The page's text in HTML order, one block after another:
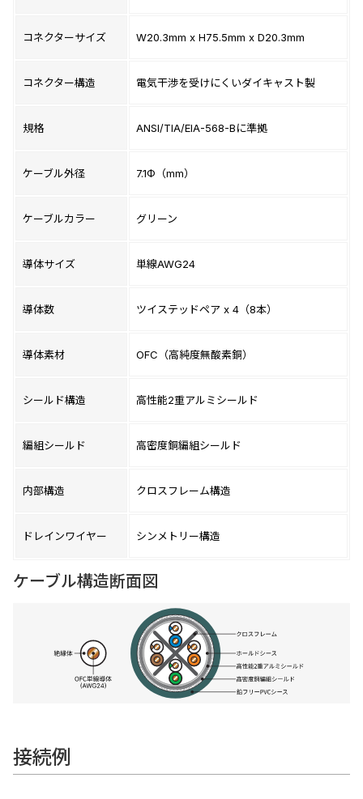
コネクターサイズ W20.3mm x H75.5mm x D20.3mm
コネクター構造 電気干渉を受けにくいダイキャスト製
規格 ANSI/TIA/EIA-568-Bに準拠
ケーブル外径 7.1Φ（mm）
ケーブルカラー グリーン
導体サイズ 単線AWG24
導体数 ツイステッドペア x 4（8本）
導体素材 OFC（高純度無酸素銅）
シールド構造 高性能2重アルミシールド
編組シールド 高密度銅編組シールド
内部構造 クロスフレーム構造
ドレインワイヤー シンメトリー構造
ケーブル構造断面図
接続例